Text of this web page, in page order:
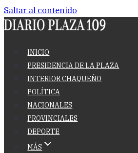
Saltar al contenido
INICIO
PRESIDENCIA DE LA PLAZA
INTERIOR CHAQUEÑO
POLÍTICA
NACIONALES
PROVINCIALES
DEPORTE
MÁS